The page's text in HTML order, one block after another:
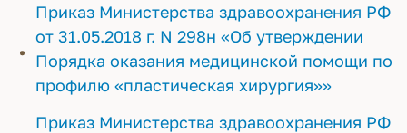
Приказ Министерства здравоохранения РФ
от 31.05.2018 г. N 298н «Об утверждении
Порядка оказания медицинской помощи по
профилю «пластическая хирургия»»
Приказ Министерства здравоохранения РФ